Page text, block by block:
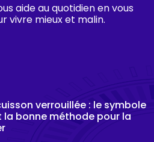
aide au quotidien en vous
vivre mieux et malin.
verrouillée : le symbole
la bonne méthode pour la